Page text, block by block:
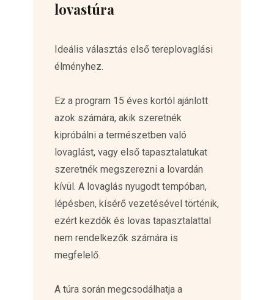
lovastúra
Ideális választás első tereplovaglási
élményhez.
Ez a program 15 éves kortól ajánlott
azok számára, akik szeretnék
kipróbálni a természetben való
lovaglást, vagy első tapasztalatukat
szeretnék megszerezni a lovardán
kívül. A lovaglás nyugodt tempóban,
lépésben, kísérő vezetésével történik,
ezért kezdők és lovas tapasztalattal
nem rendelkezők számára is
megfelelő.
A túra során megcsodálhatja a